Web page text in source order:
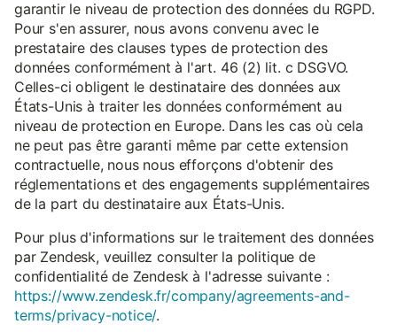
garantir le niveau de protection des données du RGPD.
Pour s'en assurer, nous avons convenu avec le
prestataire des clauses types de protection des
données conformément à l'art. 46 (2) lit. c DSGVO.
Celles-ci obligent le destinataire des données aux
États-Unis à traiter les données conformément au
niveau de protection en Europe. Dans les cas où cela
ne peut pas être garanti même par cette extension
contractuelle, nous nous efforçons d'obtenir des
réglementations et des engagements supplémentaires
de la part du destinataire aux États-Unis.
Pour plus d'informations sur le traitement des données
par Zendesk, veuillez consulter la politique de
confidentialité de Zendesk à l'adresse suivante :
https://www.zendesk.fr/company/agreements-and-
terms/privacy-notice/.